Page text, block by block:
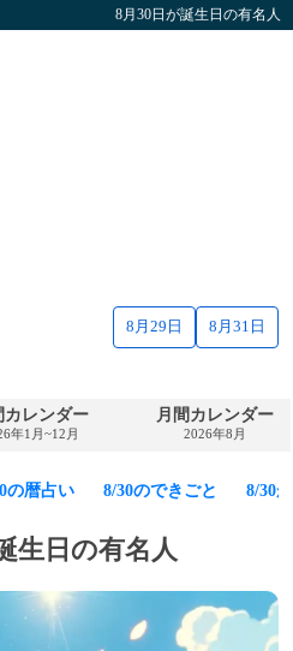
8月30日が誕生日の有名人
8月29日 8月31日
カレンダー
年1月~12月
月間カレンダー
2026年8月
の暦占い 8/30のできごと 8/30
生日の有名人